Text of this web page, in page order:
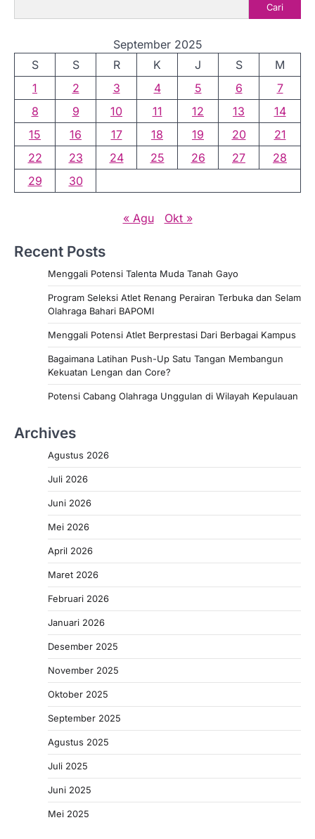
Cari
September 2025
S
S R K J S
M
1
2 3 4 5 6
7
8
9 10 11 12 13
14
15
16 17 18 19 20
21
22
23 24 25 26 27
28
29
30
« Agu Okt »
Recent Posts
Menggali Potensi Talenta Muda Tanah Gayo
Program Seleksi Atlet Renang Perairan Terbuka dan Selam
Olahraga Bahari BAPOMI
Menggali Potensi Atlet Berprestasi Dari Berbagai Kampus
Bagaimana Latihan Push-Up Satu Tangan Membangun
Kekuatan Lengan dan Core?
Potensi Cabang Olahraga Unggulan di Wilayah Kepulauan
Archives
Agustus 2026
Juli 2026
Juni 2026
Mei 2026
April 2026
Maret 2026
Februari 2026
Januari 2026
Desember 2025
November 2025
Oktober 2025
September 2025
Agustus 2025
Juli 2025
Juni 2025
Mei 2025